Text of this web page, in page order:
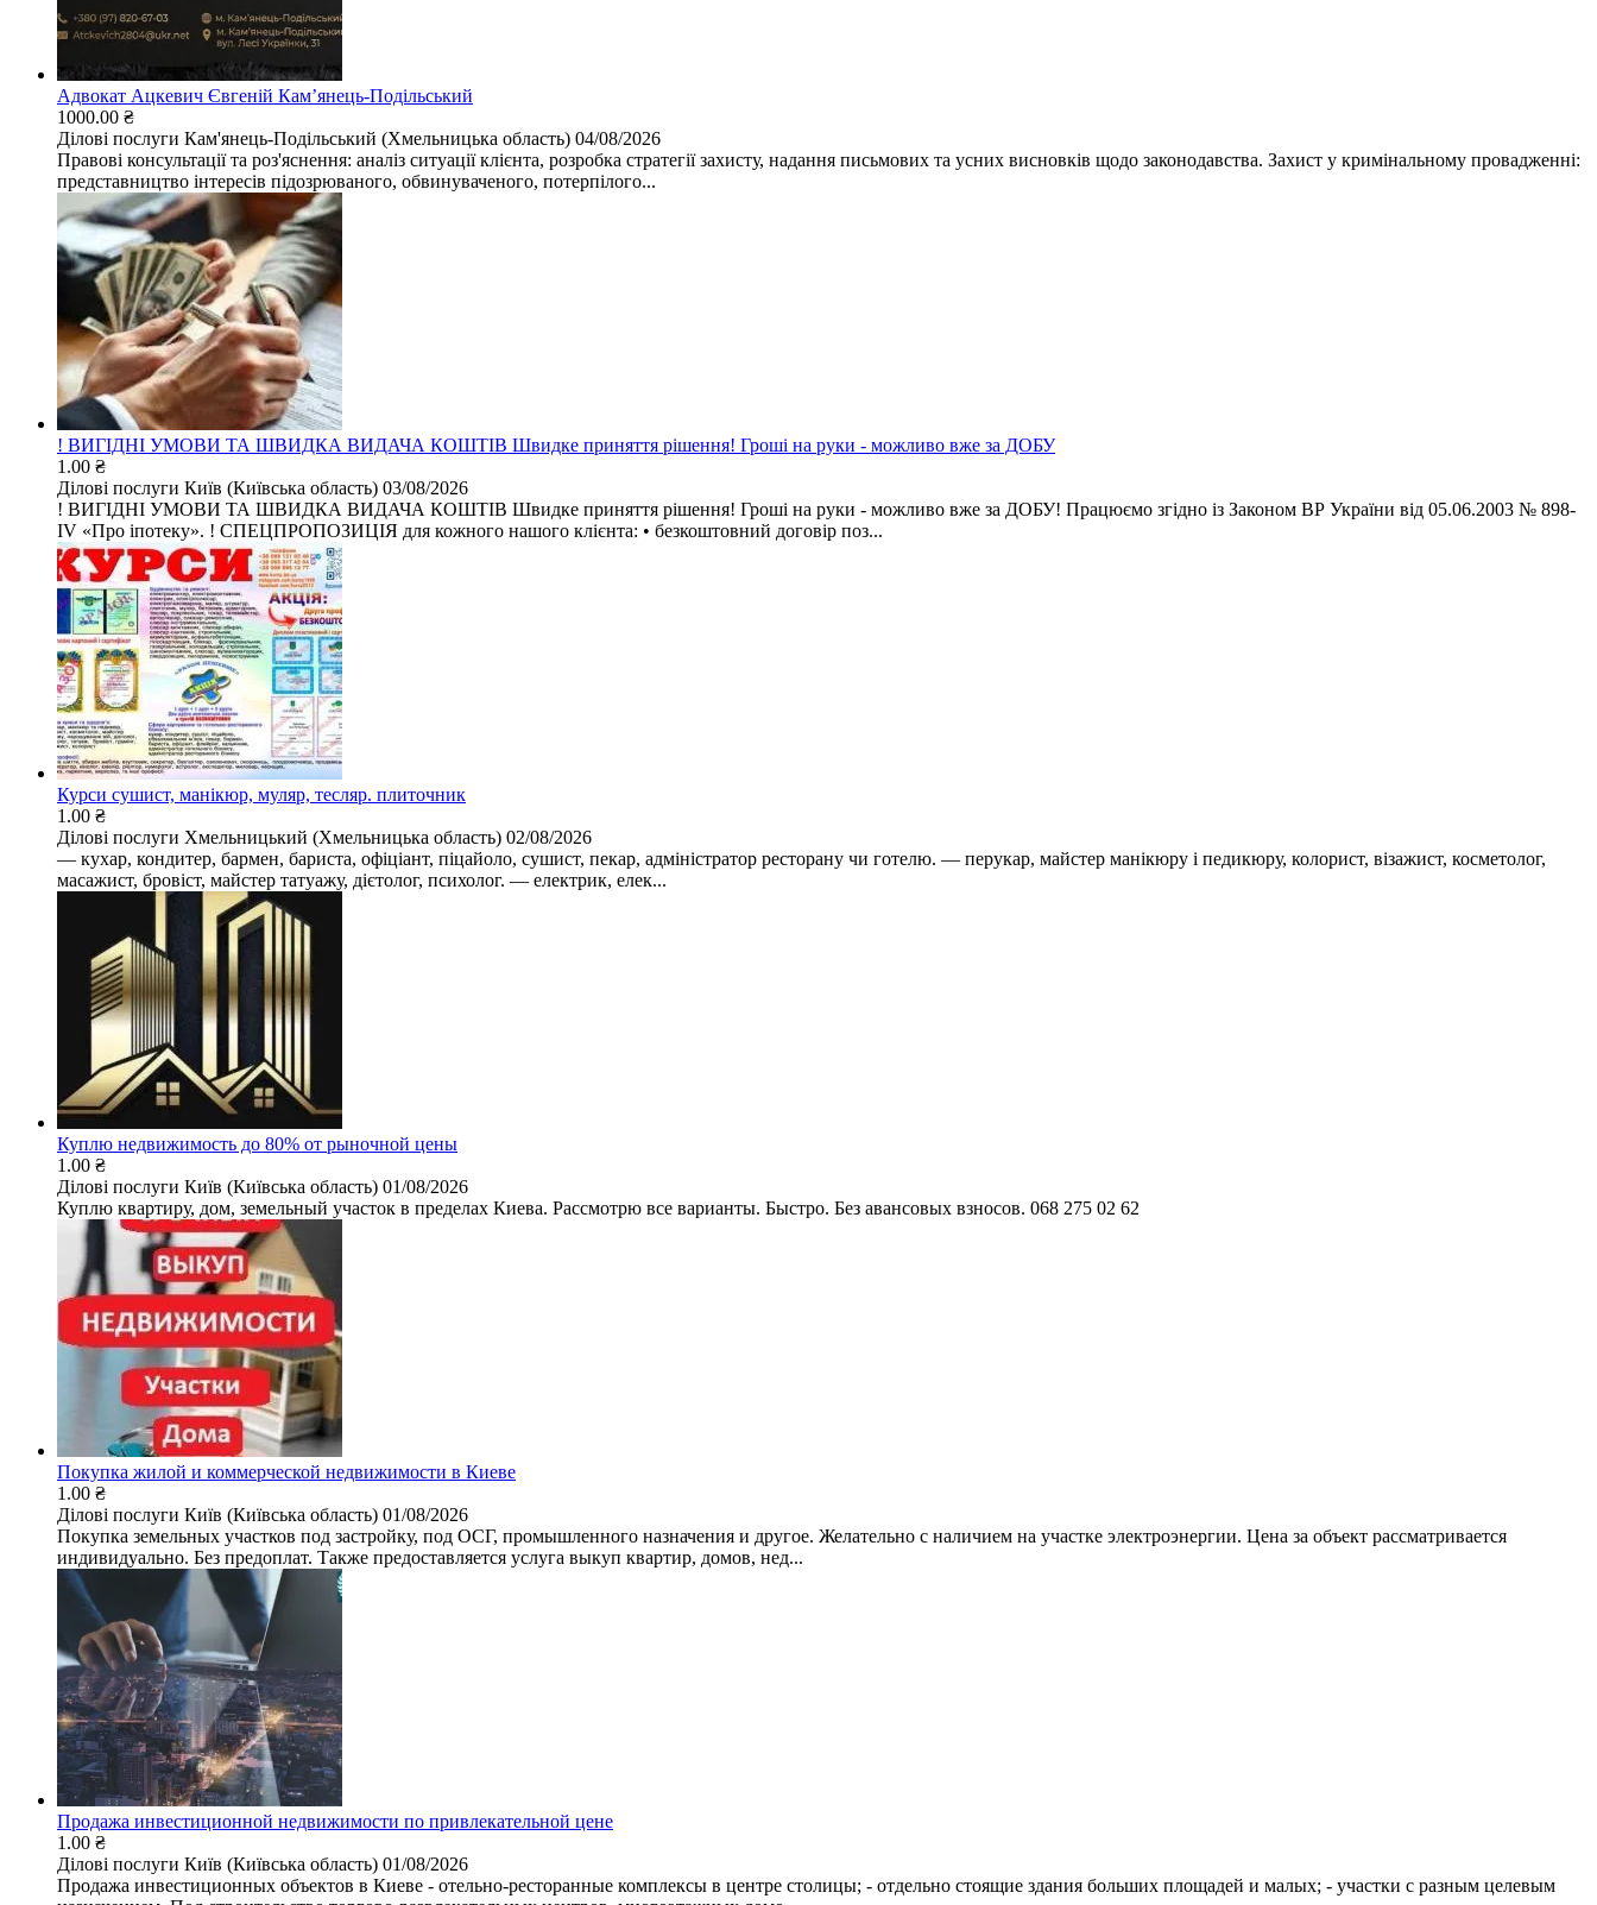
Адвокат Ацкевич Євгеній Камʼянець-Подільський
1000.00 ₴
Ділові послуги Кам'янець-Подільський (Хмельницька область) 04/08/2026
Правові консультації та роз'яснення: аналіз ситуації клієнта, розробка стратегії захисту, надання письмових та усних висновків щодо законодавства. Захист у кримінальному провадженні:
представництво інтересів підозрюваного, обвинуваченого, потерпілого...
! ВИГІДНІ УМОВИ ТА ШВИДКА ВИДАЧА КОШТІВ Швидке приняття рішення! Гроші на руки - можливо вже за ДОБУ
1.00 ₴
Ділові послуги Київ (Київська область) 03/08/2026
! ВИГІДНІ УМОВИ ТА ШВИДКА ВИДАЧА КОШТІВ Швидке приняття рішення! Гроші на руки - можливо вже за ДОБУ! Працюємо згідно із Законом ВР України від 05.06.2003 № 898-
IV «Про іпотеку». ! СПЕЦПРОПОЗИЦІЯ для кожного нашого клієнта: • безкоштовний договір поз...
Курси сушист, манікюр, муляр, тесляр. плиточник
1.00 ₴
Ділові послуги Хмельницький (Хмельницька область) 02/08/2026
— кухар, кондитер, бармен, бариста, офіціант, піцайоло, сушист, пекар, адміністратор ресторану чи готелю. — перукар, майстер манікюру і педикюру, колорист, візажист, косметолог,
масажист, бровіст, майстер татуажу, дієтолог, психолог. — електрик, елек...
Куплю недвижимость до 80% от рыночной цены
1.00 ₴
Ділові послуги Київ (Київська область) 01/08/2026
Куплю квартиру, дом, земельный участок в пределах Киева. Рассмотрю все варианты. Быстро. Без авансовых взносов. 068 275 02 62
Покупка жилой и коммерческой недвижимости в Киеве
1.00 ₴
Ділові послуги Київ (Київська область) 01/08/2026
Покупка земельных участков под застройку, под ОСГ, промышленного назначения и другое. Желательно с наличием на участке электроэнергии. Цена за объект рассматривается
индивидуально. Без предоплат. Также предоставляется услуга выкуп квартир, домов, нед...
Продажа инвестиционной недвижимости по привлекательной цене
1.00 ₴
Ділові послуги Київ (Київська область) 01/08/2026
Продажа инвестиционных объектов в Киеве - отельно-ресторанные комплексы в центре столицы; - отдельно стоящие здания больших площадей и малых; - участки с разным целевым